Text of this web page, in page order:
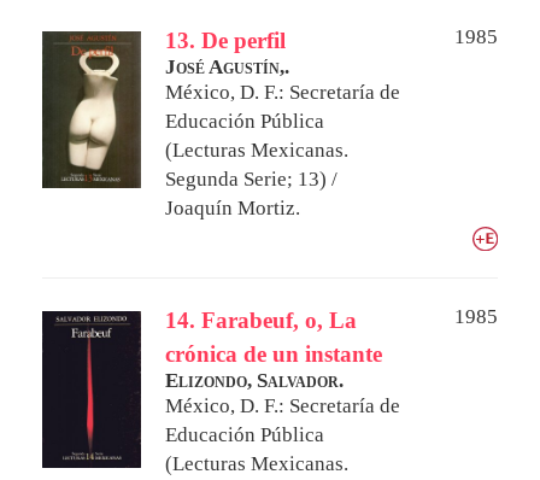
13. De perfil
1985
José Agustín,.
México, D. F.: Secretaría de
Educación Pública
(Lecturas Mexicanas.
Segunda Serie; 13) /
Joaquín Mortiz.
14. Farabeuf, o, La
crónica de un instante
1985
Elizondo, Salvador.
México, D. F.: Secretaría de
Educación Pública
(Lecturas Mexicanas.